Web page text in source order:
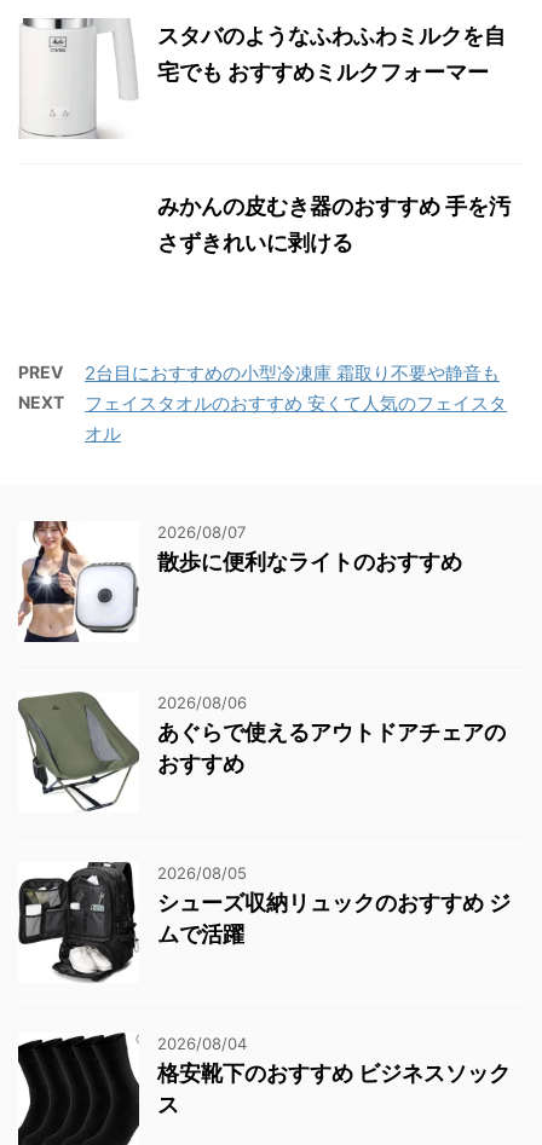
スタバのようなふわふわミルクを自
宅でも おすすめミルクフォーマー
みかんの皮むき器のおすすめ 手を汚
さずきれいに剥ける
PREV 2台目におすすめの小型冷凍庫 霜取り不要や静音も
NEXT
フェイスタオルのおすすめ 安くて人気のフェイスタ
オル
2026/08/07
散歩に便利なライトのおすすめ
2026/08/06
あぐらで使えるアウトドアチェアの
おすすめ
2026/08/05
シューズ収納リュックのおすすめ ジ
ムで活躍
2026/08/04
格安靴下のおすすめ ビジネスソック
ス